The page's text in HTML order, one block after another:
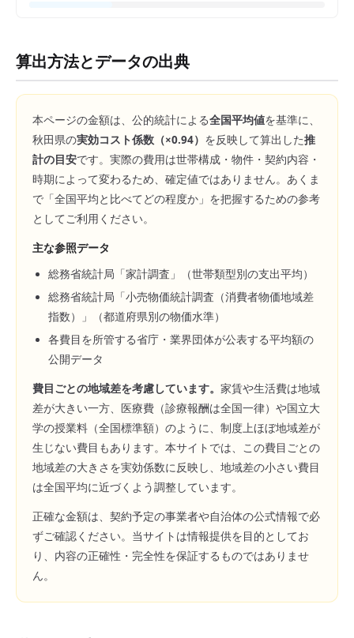
算出方法とデータの出典
本ページの金額は、公的統計による全国平均値を基準に、
秋田県の実効コスト係数（×0.94） を反映して算出した推
計の目安です。実際の費用は世帯構成・物件・契約内容・
時期によって変わるため、確定値ではありません。あくま
で「全国平均と比べてどの程度か」を把握するための参考
としてご利用ください。
主な参照データ
総務省統計局「家計調査」（世帯類型別の支出平均）
総務省統計局「小売物価統計調査（消費者物価地域差
指数）」（都道府県別の物価水準）
各費目を所管する省庁・業界団体が公表する平均額の
公開データ
費目ごとの地域差を考慮しています。 家賃や生活費は地域
差が大きい一方、医療費（診療報酬は全国一律）や国立大
学の授業料（全国標準額）のように、制度上ほぼ地域差が
生じない費目もあります。本サイトでは、この費目ごとの
地域差の大きさを実効係数に反映し、地域差の小さい費目
は全国平均に近づくよう調整しています。
正確な金額は、契約予定の事業者や自治体の公式情報で必
ずご確認ください。当サイトは情報提供を目的としてお
り、内容の正確性・完全性を保証するものではありませ
ん。